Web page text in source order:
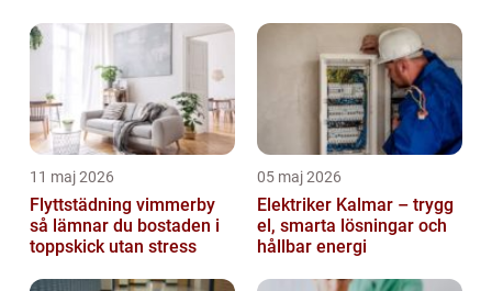
11 maj 2026
Flyttstädning vimmerby
så lämnar du bostaden i
toppskick utan stress
05 maj 2026
Elektriker Kalmar – trygg
el, smarta lösningar och
hållbar energi